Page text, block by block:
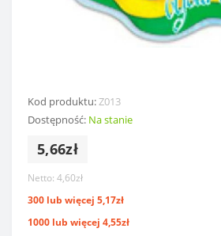
Kod produktu:Z013
Dostępność: Na stanie
5,66zł
Netto: 4,60zł
300 lub więcej 5,17zł
1000 lub więcej 4,55zł